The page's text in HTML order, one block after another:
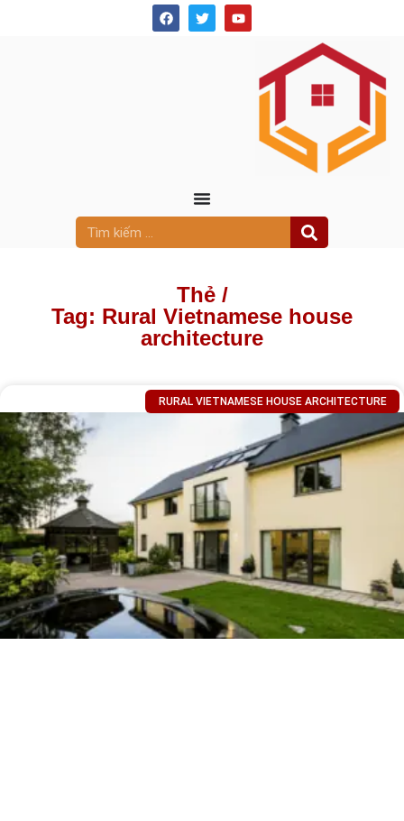
Thẻ /
Tag: Rural Vietnamese house
architecture
RURAL VIETNAMESE HOUSE ARCHITECTURE